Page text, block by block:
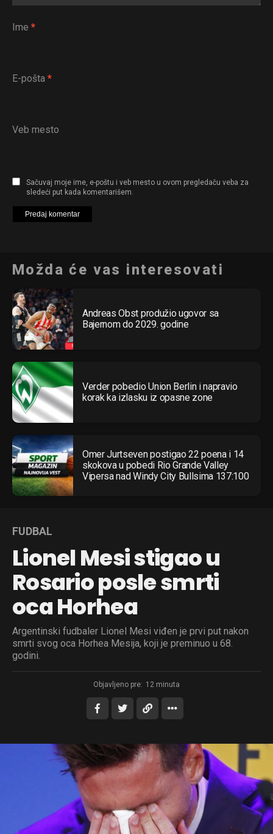
Ime *
E-pošta *
Veb mesto
Sačuvaj moje ime, e-poštu i veb mesto u ovom pregledaču veba za
sledeći put kada komentarišem.
Možda će vas interesovati
Andreas Obst produžio ugovor sa
Bajernom do 2029. godine
Verder pobedio Union Berlin i napravio
korak ka izlasku iz opasne zone
Omer Jurtseven postigao 22 poena i 14
skokova u pobedi Rio Grande Valley
Vipersa nad Windy City Bullsima 137:100
FUDBAL
Lionel Mesi stigao u
Rosario posle smrti
oca Horhea
Argentinski fudbaler Lionel Mesi viđen je prvi put nakon
smrti svog oca Horhea Mesija, koji je preminuo u 68.
godini.
Objavljeno pre: 12 minuta